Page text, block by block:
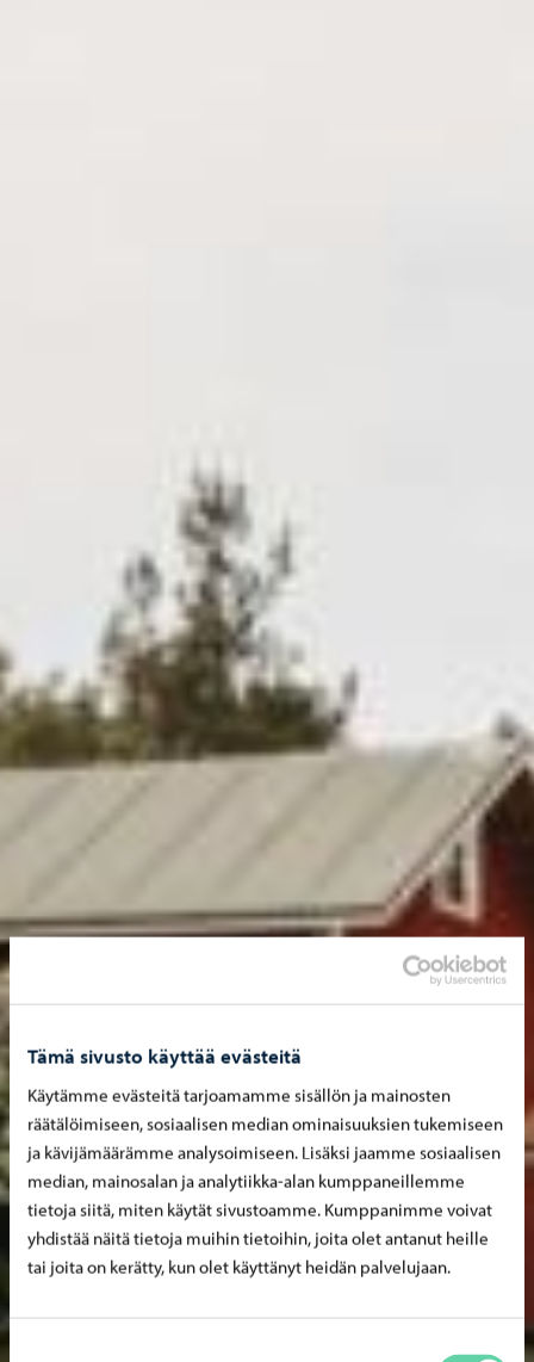
Tämä sivusto käyttää evästeitä
Käytämme evästeitä tarjoamamme sisällön ja mainosten
räätälöimiseen, sosiaalisen median ominaisuuksien tukemiseen
ja kävijämäärämme analysoimiseen. Lisäksi jaamme sosiaalisen
median, mainosalan ja analytiikka-alan kumppaneillemme
tietoja siitä, miten käytät sivustoamme. Kumppanimme voivat
yhdistää näitä tietoja muihin tietoihin, joita olet antanut heille
tai joita on kerätty, kun olet käyttänyt heidän palvelujaan.
Suostumuksen